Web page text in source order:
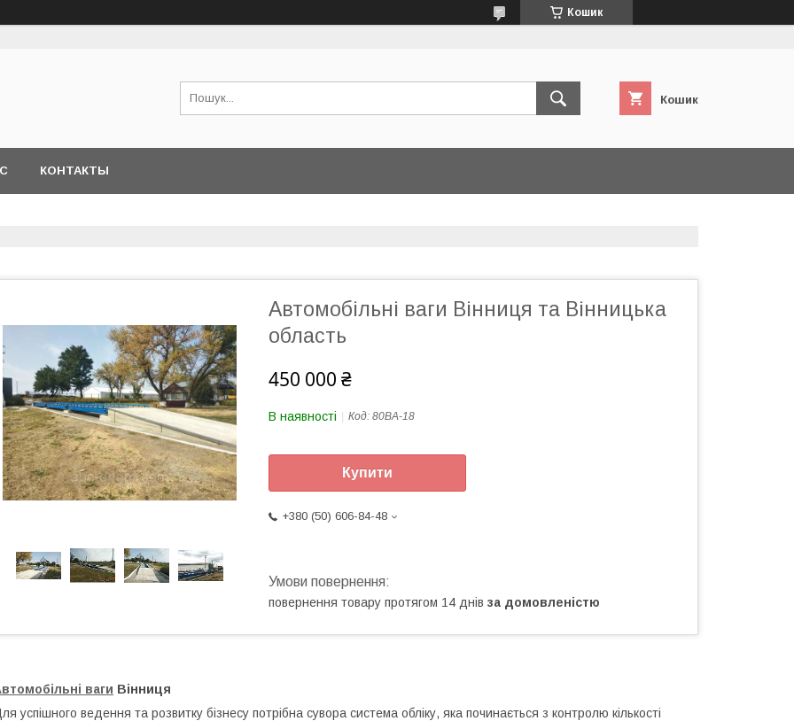
Кошик
Кошик
КОНТАКТЫ
Автомобільні ваги Вінниця та Вінницька
область
450 000 ₴
В наявності Код: 80ВА-18
Купити
+380 (50) 606-84-48
повернення товару протягом 14 днів за домовленістю
ваги Вінниця
успішного ведення та розвитку бізнесу потрібна сувора система обліку, яка починається з контролю кількості